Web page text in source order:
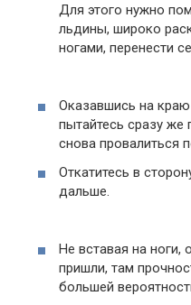
Для этого нужно
льдины, широко
ногами, перенести
Оказавшись на
пытайтесь сразу же
снова провалиться
Откатитесь в
дальше.
Не вставая на ноги,
пришли, там
большей